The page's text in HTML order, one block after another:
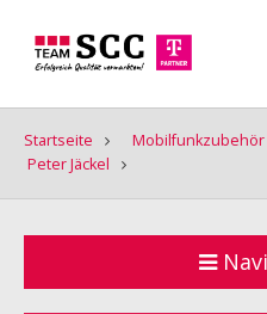
Startseite Mobilfunkzubehör
Peter Jäckel